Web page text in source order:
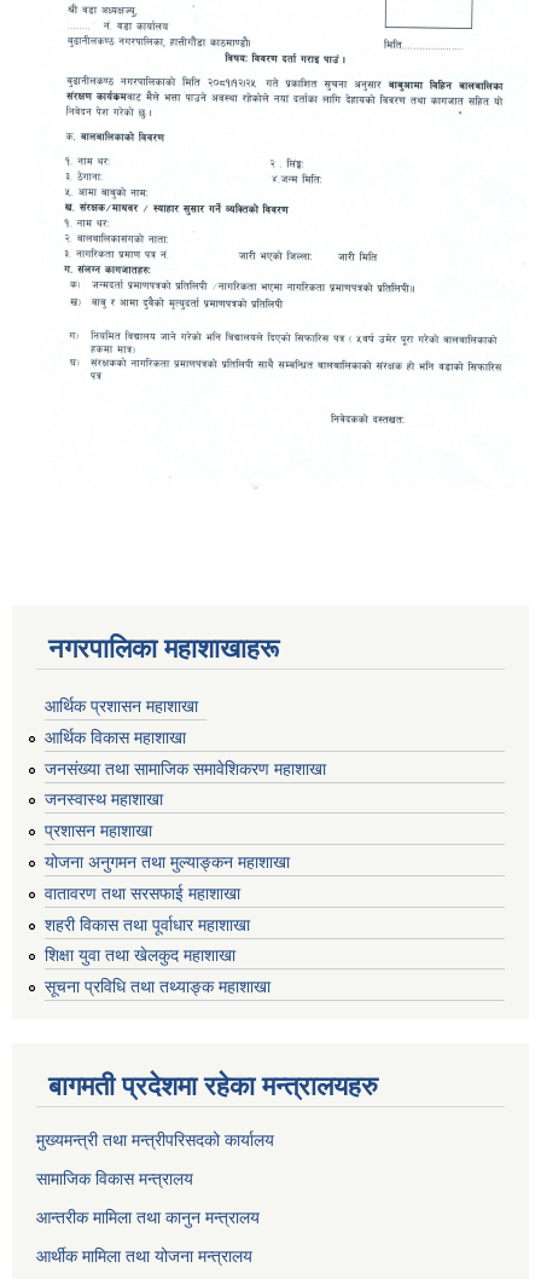
नगरपालिका महाशाखाहरू
आर्थिक प्रशासन महाशाखा
आर्थिक विकास महाशाखा
जनसंख्या तथा सामाजिक समावेशिकरण महाशाखा
जनस्वास्थ महाशाखा
प्रशासन महाशाखा
योजना अनुगमन तथा मुल्याङ्कन महाशाखा
वातावरण तथा सरसफाई महाशाखा
शहरी विकास तथा पूर्वाधार महाशाखा
शिक्षा युवा तथा खेलकुद महाशाखा
सूचना प्रविधि तथा तथ्याङ्क महाशाखा
बागमती प्रदेशमा रहेका मन्त्रालयहरु
मुख्यमन्त्री तथा मन्त्रीपरिसदको कार्यालय
सामाजिक विकास मन्त्रालय
आन्तरीक मामिला तथा कानुन मन्त्रालय
आर्थीक मामिला तथा योजना मन्त्रालय